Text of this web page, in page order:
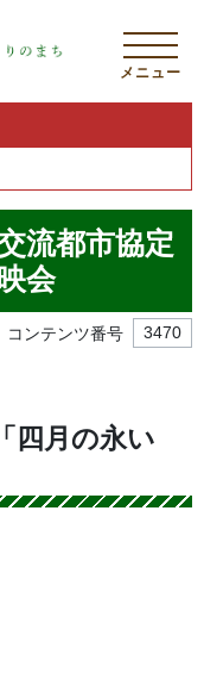
メニュー
流都市協定
会
コンテンツ番号 3470
四月の永い